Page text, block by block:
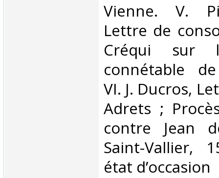
Vienne. V.
Lettre de
Créqui
connétable
VI. J. Ducros,
Adrets ;
contre Jean
Saint-Vallier,
état d’occasion ‎